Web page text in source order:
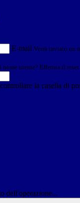
E-mail Verrà inviato un
nome utente? Effettua il
la casella di
dell'operazione...